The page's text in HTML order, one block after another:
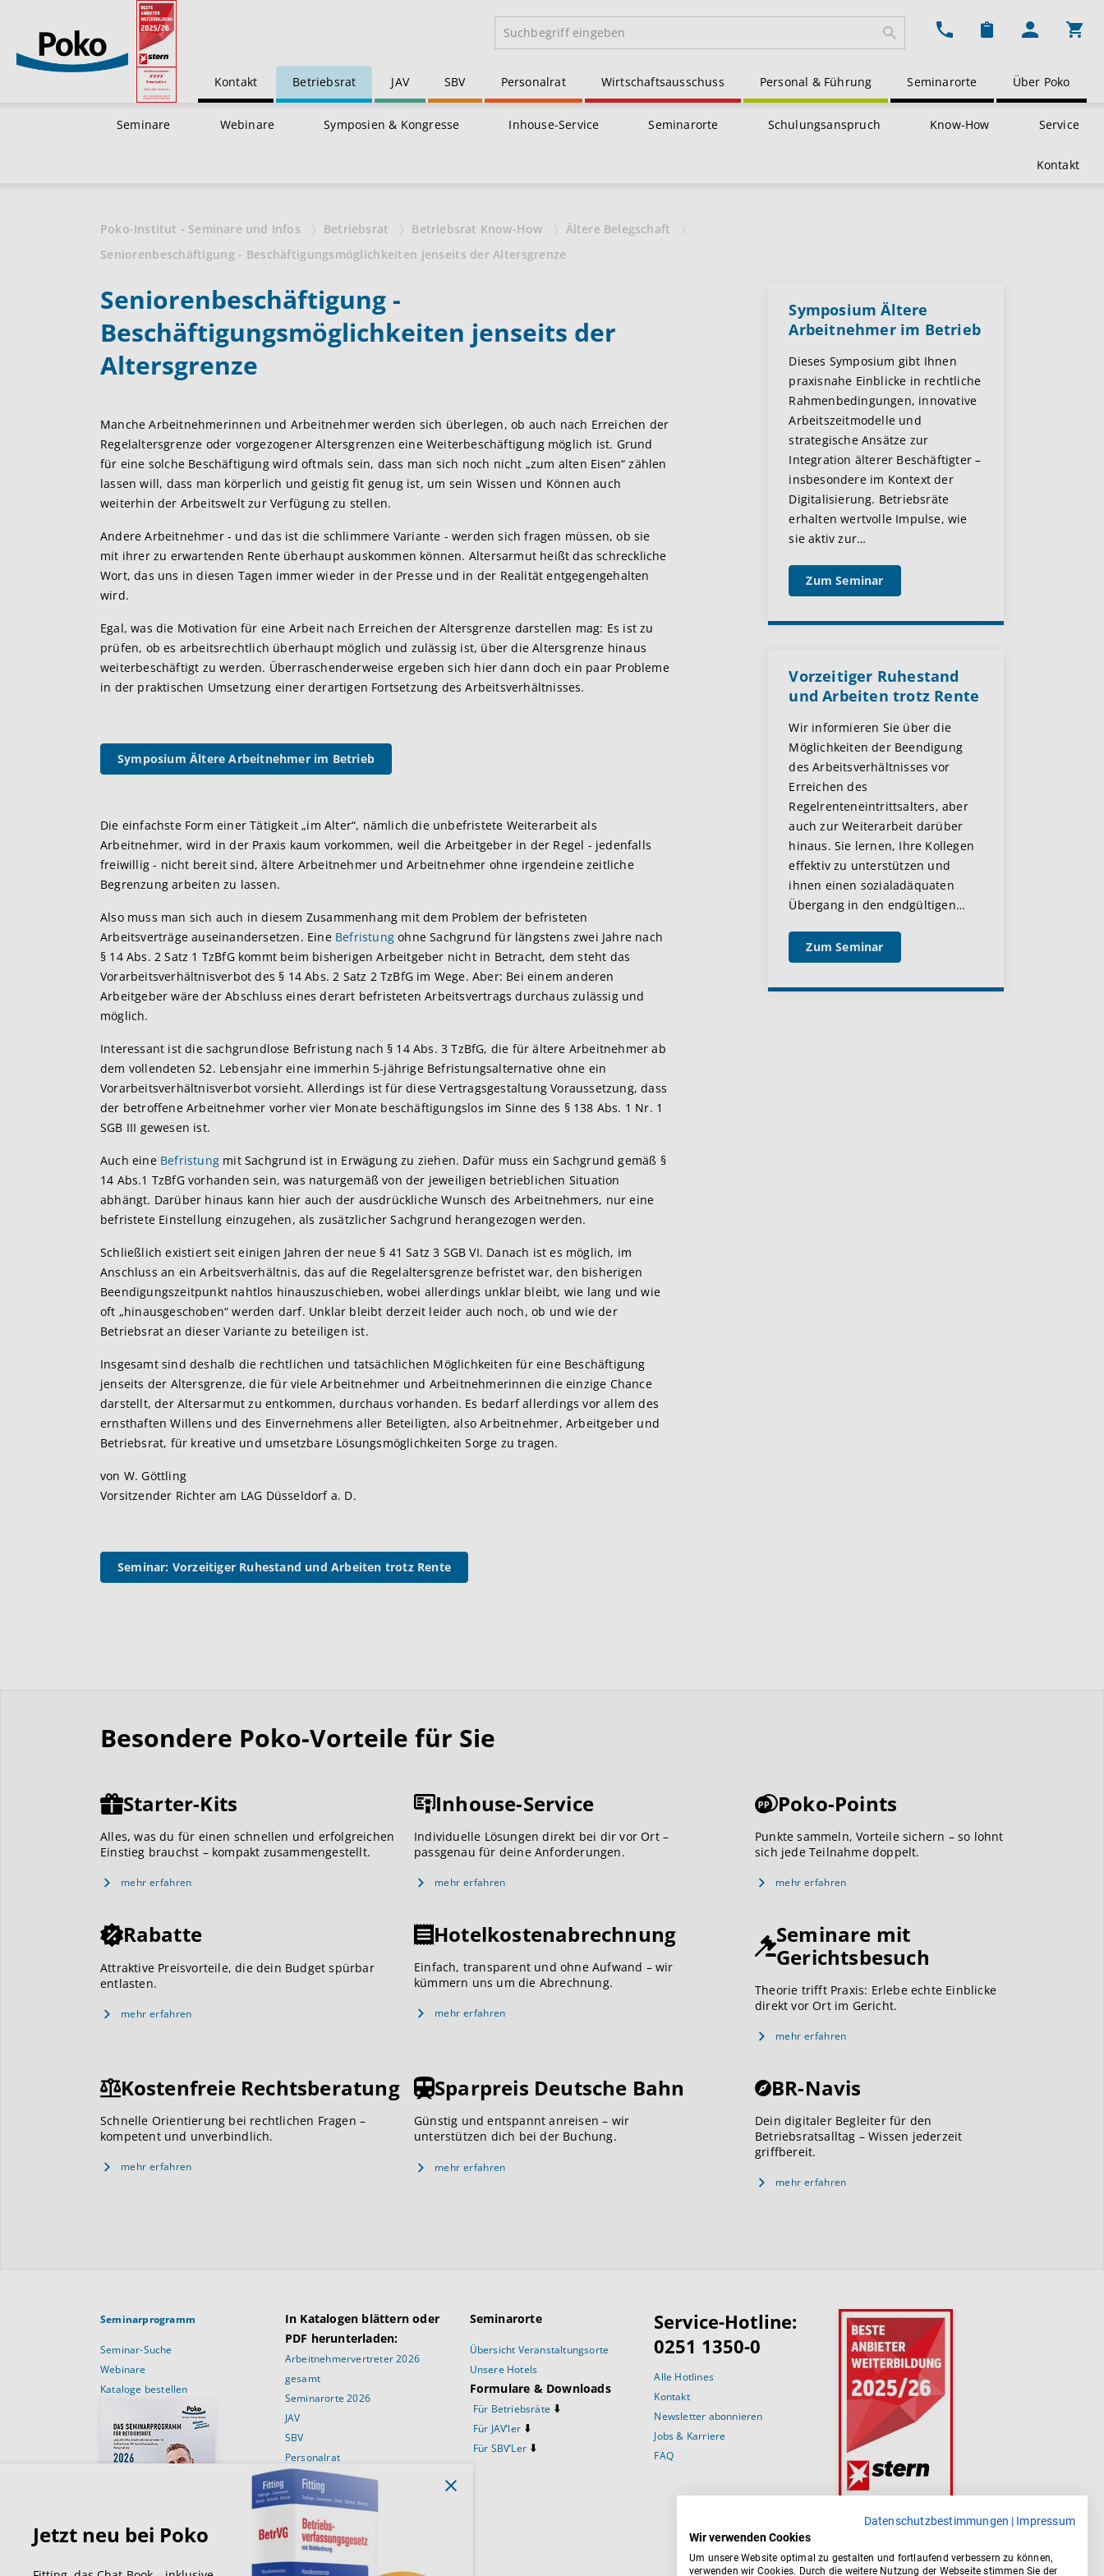
Kontakt Betriebsrat JAV SBV Personalrat Wirtschaftsausschuss Personal & Führung Seminarorte Über Poko
Seminare Webinare Symposien & Kongresse Inhouse-Service Seminarorte Schulungsanspruch Know-How Service
Kontakt
Datenschutzbestimmungen | Impressum
Wir verwenden Cookies
Um unsere Website optimal zu gestalten und fortlaufend verbessern zu können,
verwenden wir Cookies. Durch die weitere Nutzung der Webseite stimmen Sie der
Poko-Institut - Seminare und Infos Betriebsrat Betriebsrat Know-How
Ältere Belegschaft
Seniorenbeschäftigung - Beschäftigungsmöglichkeiten jenseits der Altersgrenze
Seniorenbeschäftigung -
Beschäftigungsmöglichkeiten jenseits der
Altersgrenze
Manche Arbeitnehmerinnen und Arbeitnehmer werden sich überlegen, ob auch nach Erreichen der
Regelaltersgrenze oder vorgezogener Altersgrenzen eine Weiterbeschäftigung möglich ist. Grund
für eine solche Beschäftigung wird oftmals sein, dass man sich noch nicht „zum alten Eisen“ zählen
lassen will, dass man körperlich und geistig fit genug ist, um sein Wissen und Können auch
weiterhin der Arbeitswelt zur Verfügung zu stellen.
Andere Arbeitnehmer - und das ist die schlimmere Variante - werden sich fragen müssen, ob sie
mit ihrer zu erwartenden Rente überhaupt auskommen können. Altersarmut heißt das schreckliche
Wort, das uns in diesen Tagen immer wieder in der Presse und in der Realität entgegengehalten
wird.
Egal, was die Motivation für eine Arbeit nach Erreichen der Altersgrenze darstellen mag: Es ist zu
prüfen, ob es arbeitsrechtlich überhaupt möglich und zulässig ist, über die Altersgrenze hinaus
weiterbeschäftigt zu werden. Überraschenderweise ergeben sich hier dann doch ein paar Probleme
in der praktischen Umsetzung einer derartigen Fortsetzung des Arbeitsverhältnisses.
Symposium Ältere Arbeitnehmer im Betrieb
Die einfachste Form einer Tätigkeit „im Alter“, nämlich die unbefristete Weiterarbeit als
Arbeitnehmer, wird in der Praxis kaum vorkommen, weil die Arbeitgeber in der Regel - jedenfalls
freiwillig - nicht bereit sind, ältere Arbeitnehmer und Arbeitnehmer ohne irgendeine zeitliche
Begrenzung arbeiten zu lassen.
Also muss man sich auch in diesem Zusammenhang mit dem Problem der befristeten
Arbeitsverträge auseinandersetzen. Eine Befristungohne Sachgrund für längstens zwei Jahre nach
§ 14 Abs. 2 Satz 1 TzBfG kommt beim bisherigen Arbeitgeber nicht in Betracht, dem steht das
Vorarbeitsverhältnisverbot des § 14 Abs. 2 Satz 2 TzBfG im Wege. Aber: Bei einem anderen
Arbeitgeber wäre der Abschluss eines derart befristeten Arbeitsvertrags durchaus zulässig und
möglich.
Interessant ist die sachgrundlose Befristung nach § 14 Abs. 3 TzBfG, die für ältere Arbeitnehmer ab
dem vollendeten 52. Lebensjahr eine immerhin 5-jährige Befristungsalternative ohne ein
Vorarbeitsverhältnisverbot vorsieht. Allerdings ist für diese Vertragsgestaltung Voraussetzung, dass
der betroffene Arbeitnehmer vorher vier Monate beschäftigungslos im Sinne des § 138 Abs. 1 Nr. 1
SGB III gewesen ist.
Auch eine Befristung mit Sachgrund ist in Erwägung zu ziehen. Dafür muss ein Sachgrund gemäß §
14 Abs.1 TzBfG vorhanden sein, was naturgemäß von der jeweiligen betrieblichen Situation
abhängt. Darüber hinaus kann hier auch der ausdrückliche Wunsch des Arbeitnehmers, nur eine
befristete Einstellung einzugehen, als zusätzlicher Sachgrund herangezogen werden.
Schließlich existiert seit einigen Jahren der neue § 41 Satz 3 SGB VI. Danach ist es möglich, im
Anschluss an ein Arbeitsverhältnis, das auf die Regelaltersgrenze befristet war, den bisherigen
Beendigungszeitpunkt nahtlos hinauszuschieben, wobei allerdings unklar bleibt, wie lang und wie
oft „hinausgeschoben“ werden darf. Unklar bleibt derzeit leider auch noch, ob und wie der
Betriebsrat an dieser Variante zu beteiligen ist.
Insgesamt sind deshalb die rechtlichen und tatsächlichen Möglichkeiten für eine Beschäftigung
jenseits der Altersgrenze, die für viele Arbeitnehmer und Arbeitnehmerinnen die einzige Chance
darstellt, der Altersarmut zu entkommen, durchaus vorhanden. Es bedarf allerdings vor allem des
ernsthaften Willens und des Einvernehmens aller Beteiligten, also Arbeitnehmer, Arbeitgeber und
Betriebsrat, für kreative und umsetzbare Lösungsmöglichkeiten Sorge zu tragen.
von W. Göttling
Vorsitzender Richter am LAG Düsseldorf a. D.
Seminar: Vorzeitiger Ruhestand und Arbeiten trotz Rente
Symposium Ältere
Arbeitnehmer im Betrieb
Dieses Symposium gibt Ihnen
praxisnahe Einblicke in rechtliche
Rahmenbedingungen, innovative
Arbeitszeitmodelle und
strategische Ansätze zur
Integration älterer Beschäftigter –
insbesondere im Kontext der
Digitalisierung. Betriebsräte
erhalten wertvolle Impulse, wie
sie aktiv zur…
Zum Seminar
Vorzeitiger Ruhestand
und Arbeiten trotz Rente
Wir informieren Sie über die
Möglichkeiten der Beendigung
des Arbeitsverhältnisses vor
Erreichen des
Regelrenteneintrittsalters, aber
auch zur Weiterarbeit darüber
hinaus. Sie lernen, Ihre Kollegen
effektiv zu unterstützen und
ihnen einen sozialadäquaten
Übergang in den endgültigen…
Zum Seminar
Besondere Poko-Vorteile für Sie
Starter-Kits
Alles, was du für einen schnellen und erfolgreichen
Einstieg brauchst – kompakt zusammengestellt.
mehr erfahren
Inhouse-Service
Individuelle Lösungen direkt bei dir vor Ort –
passgenau für deine Anforderungen.
mehr erfahren
Poko-Points
Punkte sammeln, Vorteile sichern – so lohnt
sich jede Teilnahme doppelt.
mehr erfahren
Rabatte
Attraktive Preisvorteile, die dein Budget spürbar
entlasten.
mehr erfahren
Hotelkostenabrechnung
Einfach, transparent und ohne Aufwand – wir
kümmern uns um die Abrechnung.
mehr erfahren
Seminare mit
Gerichtsbesuch
Theorie trifft Praxis: Erlebe echte Einblicke
direkt vor Ort im Gericht.
mehr erfahren
Kostenfreie Rechtsberatung
Schnelle Orientierung bei rechtlichen Fragen –
kompetent und unverbindlich.
mehr erfahren
Sparpreis Deutsche Bahn
Günstig und entspannt anreisen – wir
unterstützen dich bei der Buchung.
mehr erfahren
BR-Navis
Dein digitaler Begleiter für den
Betriebsratsalltag – Wissen jederzeit
griffbereit.
mehr erfahren
Seminarprogramm
Seminar-Suche
Webinare
Kataloge bestellen
In Katalogen blättern oder
PDF herunterladen:
Arbeitnehmervertreter 2026
gesamt
Seminarorte 2026
JAV
SBV
Personalrat
Schulungsansprüche
Für Betriebsräte
Für JAV’ler
Für SBV’Ler
Für Personalräte
Seminarorte
Übersicht Veranstaltungsorte
Unsere Hotels
Formulare & Downloads
Für Betriebsräte ⬇️
Für JAV’ler ⬇️
Für SBV’Ler ⬇️
Service-Hotline:
0251 1350-0
Alle Hotlines
Kontakt
Newsletter abonnieren
Jobs & Karriere
FAQ
Jetzt neu bei Poko